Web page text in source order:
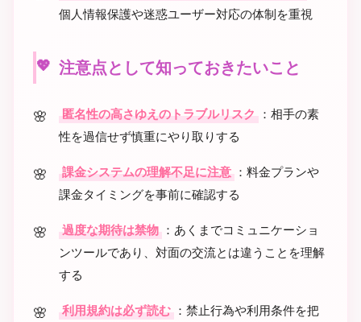
個人情報保護や迷惑ユーザー対応の体制を重視
注意点として知っておきたいこと
匿名性の高さゆえのトラブルリスク ：相手の素
性を過信せず慎重にやり取りする
課金システムの理解不足に注意 ：料金プランや
課金タイミングを事前に確認する
過度な期待は禁物 ：あくまでコミュニケーショ
ンツールであり、対面の交流とは違うことを理解
する
利用規約は必ず読む ：禁止行為や利用条件を把